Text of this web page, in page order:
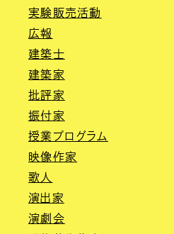
実験販売活動
広報
建築士
建築家
批評家
振付家
授業プログラム
映像作家
歌人
演出家
演劇会